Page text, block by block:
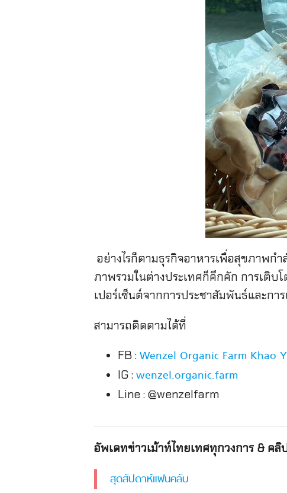
อย่างไรก็ตามธุรกิจอาหารเพื่อสุขภาพก
ภาพรวมในต่างประเทศก็คึกคัก การเติบ
เปอร์เซ็นต์จากการประชาสัมพันธ์และกา
สามารถติดตามได้ที่
FB : Wenzel Organic Farm Khao
IG : wenzel.organic.farm
Line : @wenzelfarm
อัพเดทข่าวเม้าท์ไทยเทศทุกวงการ & ค
สุดสัปดาห์แฟนคลับ